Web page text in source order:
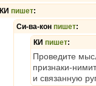
КИ пишет:
Си-ва-кон пишет:
КИ пишет:
Проведите
признаки-
и связанную